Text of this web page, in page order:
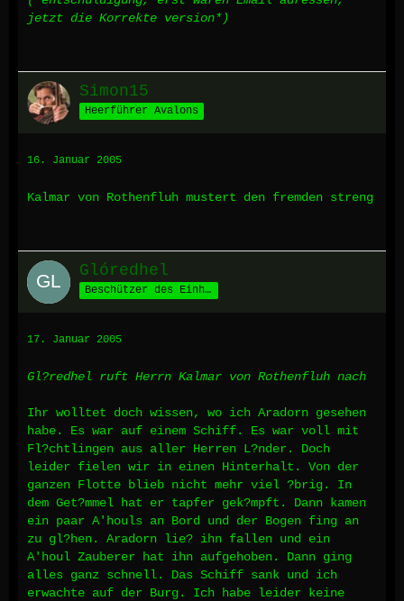
jetzt die Korrekte version*)
Simon15
Heerführer Avalons
16. Januar 2005
Kalmar von Rothenfluh mustert den fremden streng
Glóredhel
Beschützer des Einhorns
17. Januar 2005
Gl?redhel ruft Herrn Kalmar von Rothenfluh nach
Ihr wolltet doch wissen, wo ich Aradorn gesehen
habe. Es war auf einem Schiff. Es war voll mit
Fl?chtlingen aus aller Herren L?nder. Doch
leider fielen wir in einen Hinterhalt. Von der
ganzen Flotte blieb nicht mehr viel ?brig. In
dem Get?mmel hat er tapfer gek?mpft. Dann kamen
ein paar A'houls an Bord und der Bogen fing an
zu gl?hen. Aradorn lie? ihn fallen und ein
A'houl Zauberer hat ihn aufgehoben. Dann ging
alles ganz schnell. Das Schiff sank und ich
erwachte auf der Burg. Ich habe leider keine